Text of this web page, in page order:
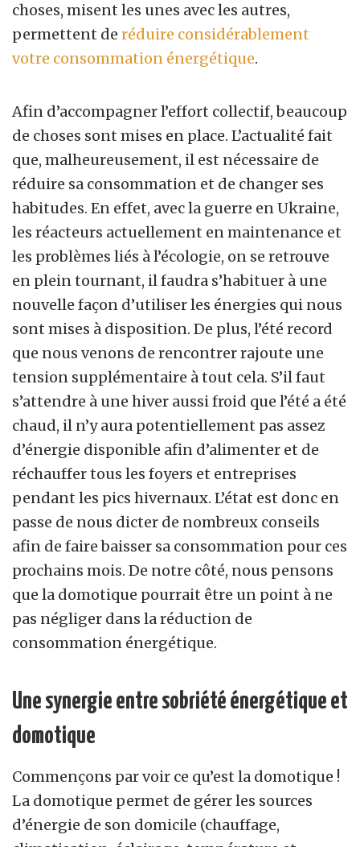
choses, misent les unes avec les autres,
permettent de réduire considérablement
votre consommation énergétique.
Afin d’accompagner l’effort collectif, beaucoup
de choses sont mises en place. L’actualité fait
que, malheureusement, il est nécessaire de
réduire sa consommation et de changer ses
habitudes. En effet, avec la guerre en Ukraine,
les réacteurs actuellement en maintenance et
les problèmes liés à l’écologie, on se retrouve
en plein tournant, il faudra s’habituer à une
nouvelle façon d’utiliser les énergies qui nous
sont mises à disposition. De plus, l’été record
que nous venons de rencontrer rajoute une
tension supplémentaire à tout cela. S’il faut
s’attendre à une hiver aussi froid que l’été a été
chaud, il n’y aura potentiellement pas assez
d’énergie disponible afin d’alimenter et de
réchauffer tous les foyers et entreprises
pendant les pics hivernaux. L’état est donc en
passe de nous dicter de nombreux conseils
afin de faire baisser sa consommation pour ces
prochains mois. De notre côté, nous pensons
que la domotique pourrait être un point à ne
pas négliger dans la réduction de
consommation énergétique.
Une synergie entre sobriété énergétique et
domotique
Commençons par voir ce qu’est la domotique !
La domotique permet de gérer les sources
d’énergie de son domicile (chauffage,